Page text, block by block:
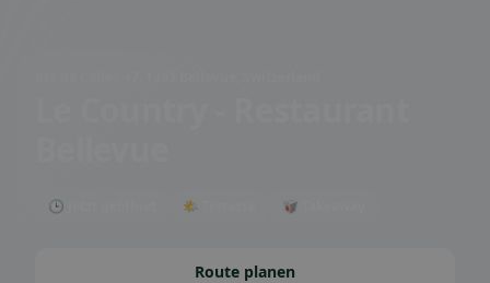
🕒 Jetzt geöffnet 🌤 Terrasse 🥡 Takeaway
Route planen